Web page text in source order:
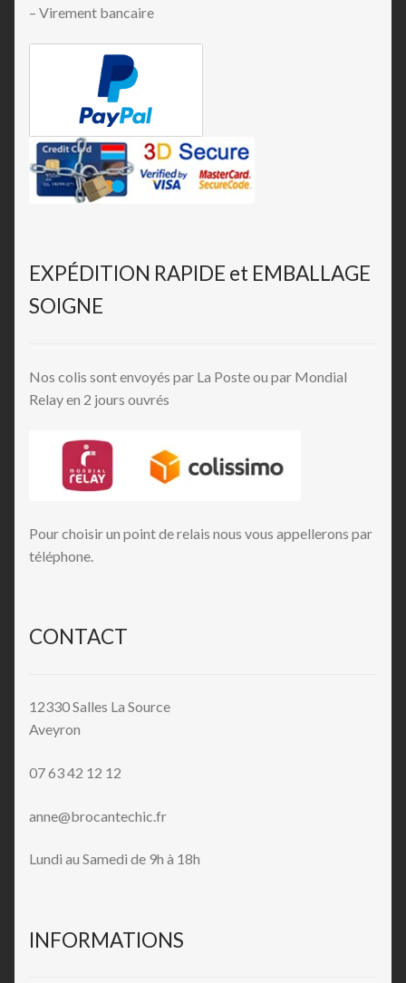
– Virement bancaire
EXPÉDITION RAPIDE et EMBALLAGE
SOIGNE
Nos colis sont envoyés par La Poste ou par Mondial
Relay en 2 jours ouvrés
Pour choisir un point de relais nous vous appellerons par
téléphone.
CONTACT
12330 Salles La Source
Aveyron
07 63 42 12 12
anne@brocantechic.fr
Lundi au Samedi de 9h à 18h
INFORMATIONS